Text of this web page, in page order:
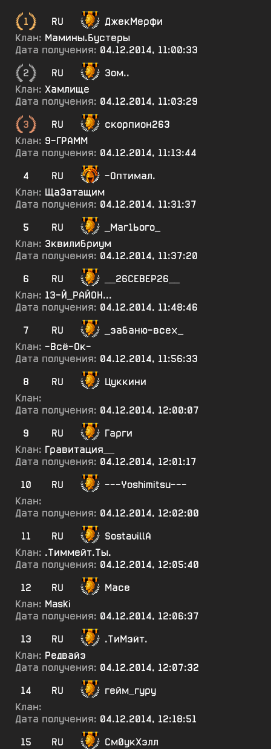
1 RU
ДжекМерфи
Клан: Мамины.Бустеры
Дата получения: 04.12.2014, 11:00:33
2
RU
3ом..
Клан: Хамлище
Дата получения: 04.12.2014, 11:03:29
3
RU
скорпион263
Клан: 9-ГРАММ
Дата получения: 04.12.2014, 11:13:44
4
RU
-Оптимал.
Клан: ЩаЗатащим
Дата получения: 04.12.2014, 11:31:37
5
RU
_Маг1Ього_
Клан: 3квилибриум
Дата получения: 04.12.2014, 11:37:20
6
RU
__26СЕВЕР26__
Клан: 13-Й_РАЙОН...
Дата получения: 04.12.2014, 11:48:46
7
RU
_забаню-всех_
Клан: -Всё-Ок-
Дата получения: 04.12.2014, 11:56:33
8
RU
Цуккини
Клан:
Дата получения: 04.12.2014, 12:00:07
9
RU
Гарги
Клан: Гравитация__
Дата получения: 04.12.2014, 12:01:17
10
RU
---Yoshimitsu---
Клан:
Дата получения: 04.12.2014, 12:02:00
11
RU
SostavillA
Клан: .Тиммейт.Ты.
Дата получения: 04.12.2014, 12:05:40
12
RU
Масе
Клан: Maski
Дата получения: 04.12.2014, 12:06:37
13
RU
.ТиМэйт.
Клан: Редвайз
Дата получения: 04.12.2014, 12:07:32
14
RU
гейм_гуру
Клан:
Дата получения: 04.12.2014, 12:18:51
15
RU
См0укХэлл